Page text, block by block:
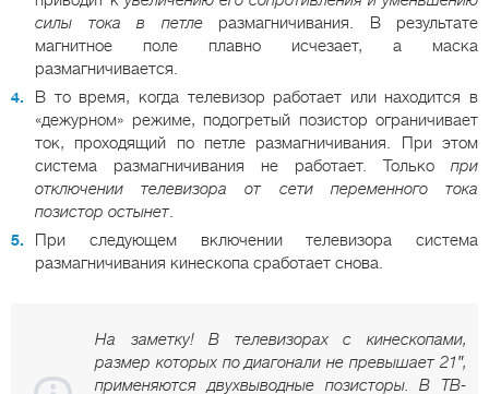
силы тока в петлеразмагничивания. В результате
магнитное поле плавно исчезает, а маска
размагничивается.
В то время, когда телевизор работает или находится в
«дежурном» режиме, подогретый позистор ограничивает
ток, проходящий по петле размагничивания. При этом
система размагничивания не работает. Только при
отключении телевизора от сети переменного тока
позистор остынет.
При следующем включении телевизора система
размагничивания кинескопа сработает снова.
На заметку! В телевизорах с кинескопами,
размер которых по диагонали не превышает 21″,
применяются двухвыводные позисторы. В ТВ-